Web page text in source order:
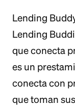
Lending
Lending
que conecta
es un
conecta con
que toman